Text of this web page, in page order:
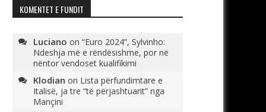
KOMENTET E FUNDIT
Luciano on “Euro 2024”, Sylvinho:
Ndeshja më e rëndësishme, por në
nëntor vendoset kualifikimi
Klodian on Lista përfundimtare e
Italisë, ja tre “të përjashtuarit” nga
Mançini